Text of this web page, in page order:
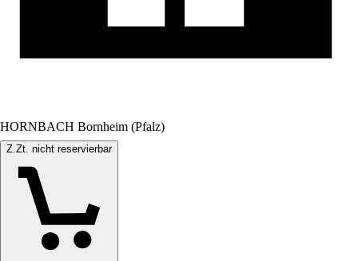
HORNBACH Bornheim (Pfalz)
Z.Zt. nicht reservierbar